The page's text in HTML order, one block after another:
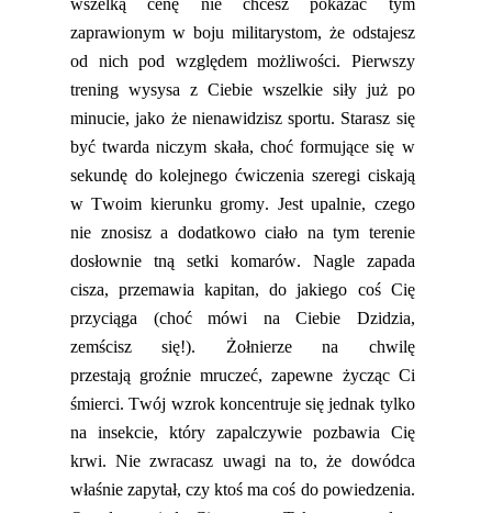
wszelką cenę nie chcesz pokazać tym
zaprawionym w boju militarystom, że odstajesz
od nich pod względem możliwości. Pierwszy
trening wysysa z Ciebie wszelkie siły już po
minucie, jako że nienawidzisz sportu. Starasz się
być twarda niczym skała, choć formujące się w
sekundę do kolejnego ćwiczenia szeregi ciskają
w Twoim kierunku gromy. Jest upalnie, czego
nie znosisza dodatkowo ciało na tym terenie
dosłownie tną setki komarów. Nagle zapada
cisza, przemawia kapitan, do jakiego coś Cię
przyciąga (choć mówi na Ciebie Dzidzia,
zemścisz się!). Żołnierze na chwilę
przestają groźnie mruczeć, zapewne życząc Ci
śmierci. Twój wzrok koncentruje się jednak tylko
na insekcie, który zapalczywie pozbawia Cię
krwi. Nie zwracasz uwagi na to, że dowódca
właśniezapytał, czy ktoś ma coś do powiedzenia.